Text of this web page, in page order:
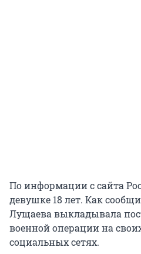
По информации с сайта
девушке 18 лет. Как
Лущаева выкладывала
военной операции на
социальных сетях.